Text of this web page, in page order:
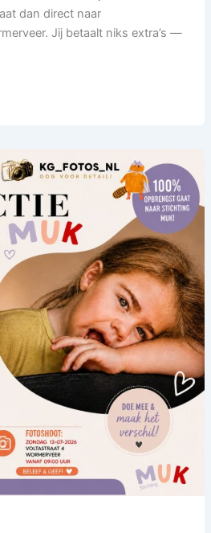
dan direct naar
Jij betaalt niks extra’s —